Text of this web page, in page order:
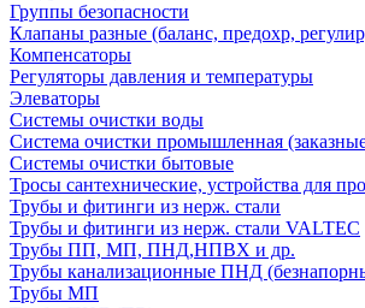
Группы безопасности
Клапаны разные (баланс, предохр,
Компенсаторы
Регуляторы давления и температуры
Элеваторы
Системы очистки воды
Система очистки промышленная
Системы очистки бытовые
Тросы сантехнические, устройства для
Трубы и фитинги из нерж. стали
Трубы и фитинги из нерж. стали VALTEC
Трубы ПП, МП, ПНД,НПВХ и др.
Трубы канализационные ПНД
Трубы МП